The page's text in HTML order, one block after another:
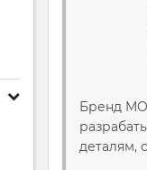
Бренд
деталям,